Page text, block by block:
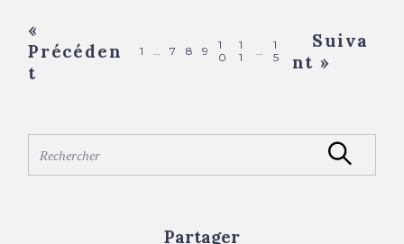
P
o
s
s
n
«
Précéden
t
1 7 8 9
1
0
1
1
1
5
Suiva
nt »
a
Rechercher
Partager